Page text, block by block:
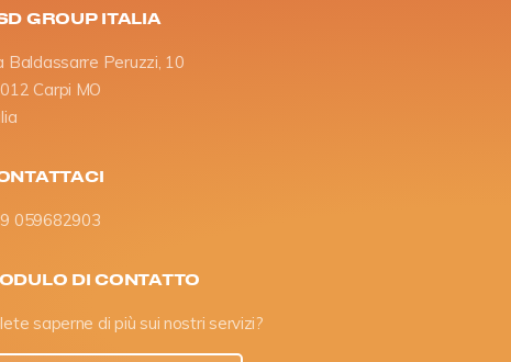
GROUP ITALIA
Baldassarre Peruzzi, 10
Carpi MO
059682903
DI CONTATTO
saperne di più sui nostri servizi?